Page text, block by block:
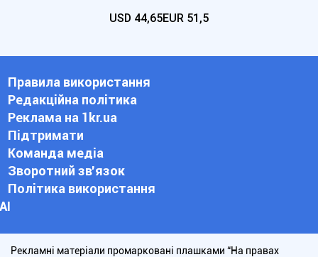
USD 44,65EUR 51,5
Правила використання
Редакційна політика
Реклама на 1kr.ua
Підтримати
Команда медіа
Зворотний зв'язок
Політика використання
АІ
Рекламні матеріали промарковані плашками “На правах